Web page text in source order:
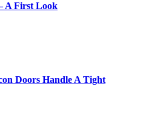
A First Look
Doors Handle A Tight